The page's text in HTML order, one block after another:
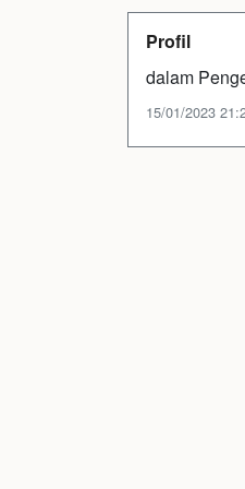
Profil
dalam
15/01/2023